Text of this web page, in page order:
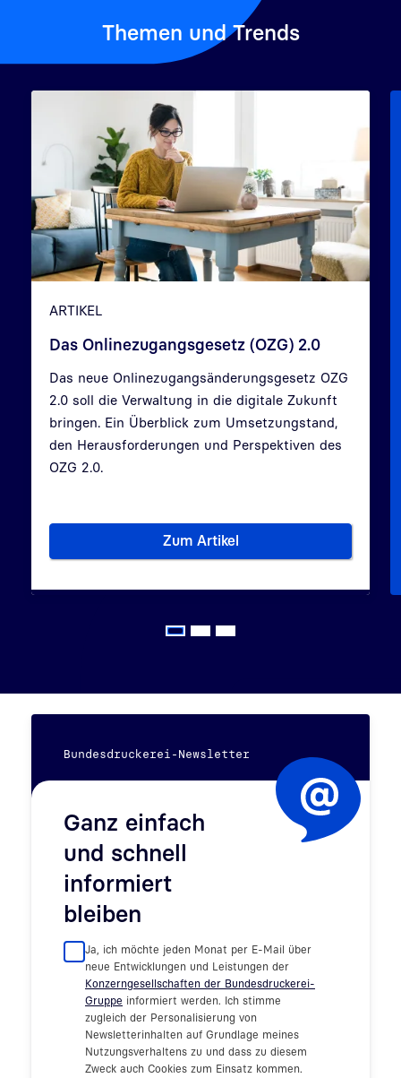
Themen und Trends
Zurück
ARTIKEL
Das Onlinezugangsgesetz (OZG) 2.0
Das neue Onlinezugangsänderungsgesetz OZG
2.0 soll die Verwaltung in die digitale Zukunft
bringen. Ein Überblick zum Umsetzungstand,
den Herausforderungen und Perspektiven des
OZG 2.0.
Zum ArtikelDas Onlinezugangsgesetz
Bundesdruckerei-Newsletter
Ganz einfach
und schnell
informiert
bleiben
Ja, ich möchte jeden Monat per E-Mail über
neue Entwicklungen und Leistungen der
Konzerngesellschaften der Bundesdruckerei-
Gruppe informiert werden. Ich stimme
zugleich der Personalisierung von
Newsletterinhalten auf Grundlage meines
Nutzungsverhaltens zu und dass zu diesem
Zweck auch Cookies zum Einsatz kommen.